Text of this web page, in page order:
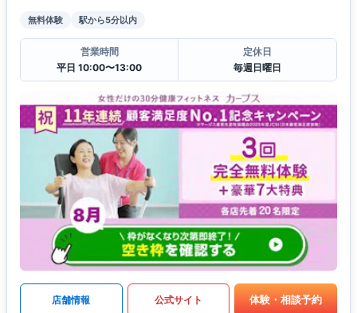
無料体験 駅から5分以内
営業時間
平日 10:00〜13:00
定休日
毎週日曜日
店舗情報 公式サイト 体験・相談予約